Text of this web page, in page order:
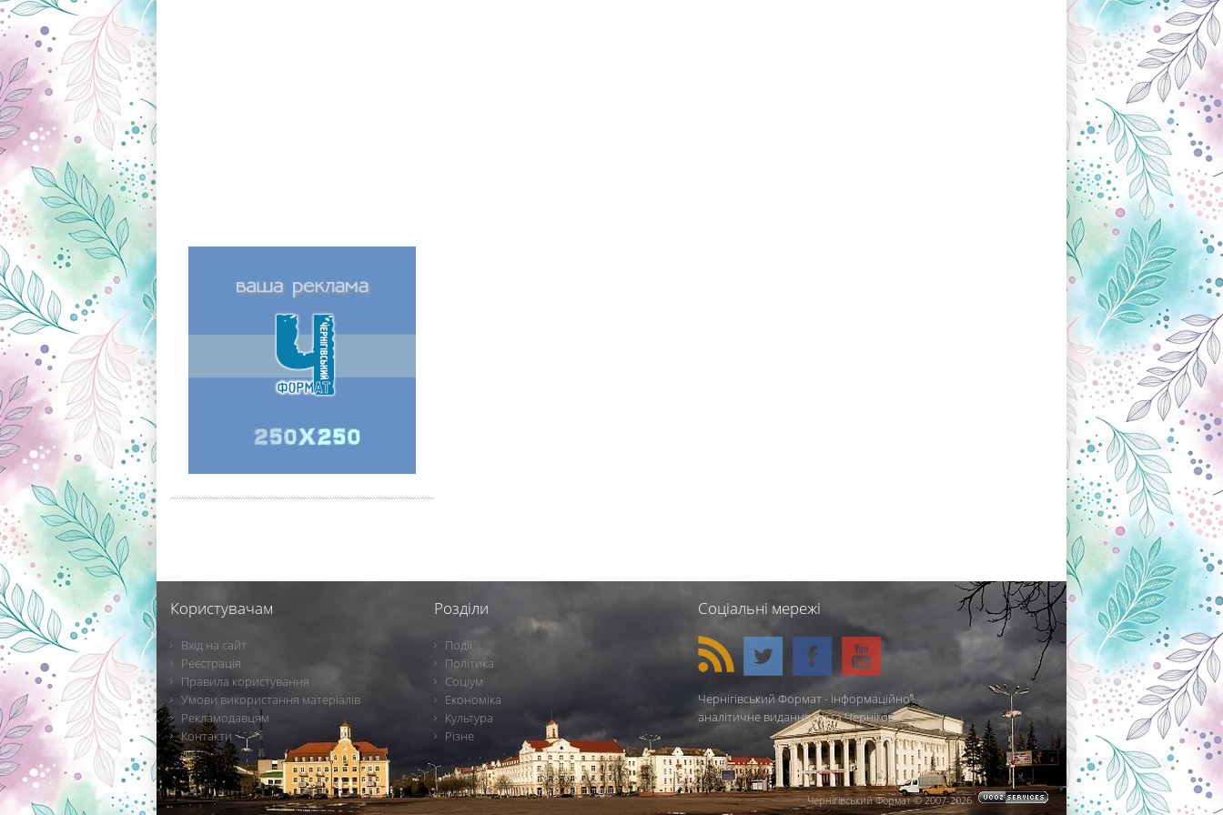
Користувачам
Вхід на сайт
Реєстрація
Правила користування
Умови використання матеріалів
Рекламодавцям
Контакти
Розділи
Події
Політика
Соціум
Економіка
Культура
Різне
Соціальні мережі
Чернігівський Формат - інформаційно-
аналітичне видання міста Чернігова.
Чернігівський Формат © 2007-2026. .